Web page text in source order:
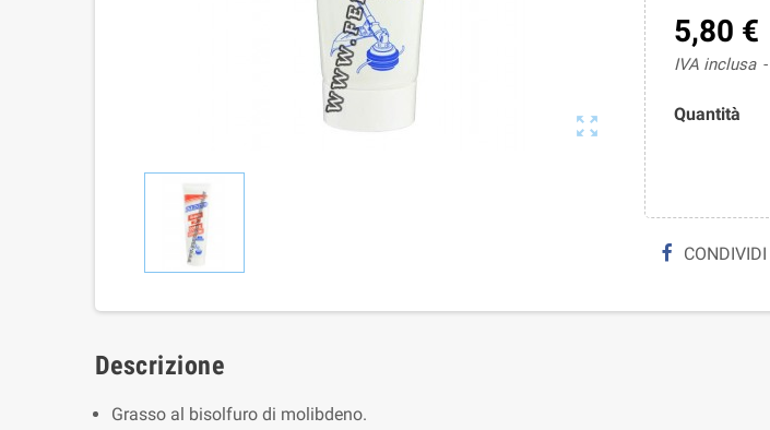

5,80 €
IVA inclusa
Quantità
CONDIVIDI
Descrizione
Grasso al bisolfuro di molibdeno.